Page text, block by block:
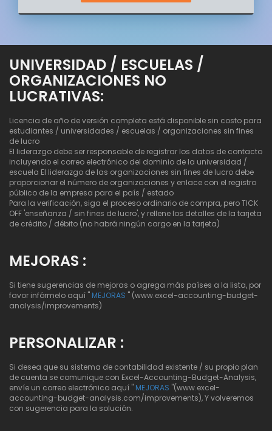
UNIVERSIDAD / ESCUELAS /
ORGANIZACIONES NO
LUCRATIVAS:
Licencia de año de versión completa está disponible sin costo para
estudiantes / universidades / escuelas / organizaciones sin fines
de lucro
El liderazgo debe ser responsable de registrar los datos de contacto
incluyendo el correo electrónico del dominio de la universidad /
escuela El liderazgo de las organizaciones sin fines de lucro debe
proporcionar el número de organizaciones y enlace con el registro
público de la empresa para el país / estado
Para la verificación, siga el proceso ordinario de compra, pero TICK
OFF 'enseñanza / sin fines de lucro', y rellene los detalles de la tarjeta
de crédito / débito (no habrá ningún cargo en la tarjeta)
MEJORAS :
Si tiene sugerencias de mejoras o agrega más países a la lista, por
favor infórmelo aquí " MEJORAS " (www.excel-accounting-budget-
analysis/improvements)
PERSONALIZAR :
Si desea que su sistema de contabilidad existente / su propio plan
de cuenta se comunique con Excel-Accounting-Budget-Analysis,
envíe un correo electrónico aquí " MEJORAS "(www.excel-
accounting-budget-analysis.com/improvements), Y volveremos
con sugerencia para la solución.